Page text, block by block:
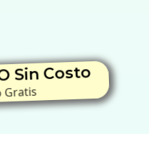
Sin Costo
Gratis